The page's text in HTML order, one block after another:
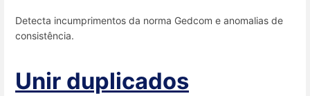
Detecta incumprimentos da norma Gedcom e anomalias de
consistência.
Unir duplicados